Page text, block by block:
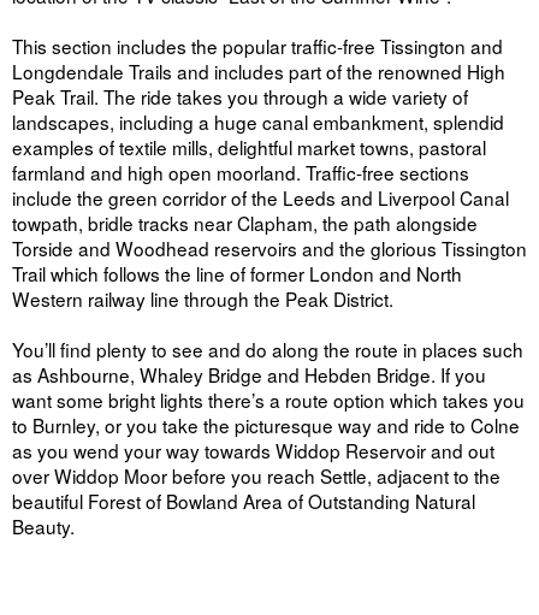
This section includes the popular traffic-free Tissington and
Longdendale Trails and includes part of the renowned High
Peak Trail. The ride takes you through a wide variety of
landscapes, including a huge canal embankment, splendid
examples of textile mills, delightful market towns, pastoral
farmland and high open moorland. Traffic-free sections
include the green corridor of the Leeds and Liverpool Canal
towpath, bridle tracks near Clapham, the path alongside
Torside and Woodhead reservoirs and the glorious Tissington
Trail which follows the line of former London and North
Western railway line through the Peak District.
You’ll find plenty to see and do along the route in places such
as Ashbourne, Whaley Bridge and Hebden Bridge. If you
want some bright lights there’s a route option which takes you
to Burnley, or you take the picturesque way and ride to Colne
as you wend your way towards Widdop Reservoir and out
over Widdop Moor before you reach Settle, adjacent to the
beautiful Forest of Bowland Area of Outstanding Natural
Beauty.